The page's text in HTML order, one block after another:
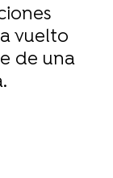
vuelto
de una